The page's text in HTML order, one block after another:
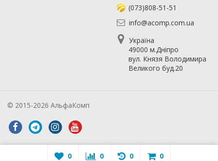
(073)808-51-51
info@acomp.com.ua
Україна
49000 м.Дніпро
вул. Князя Володимира
Великого буд.20
© 2015-2026 АльфаКомп
0 0 0 0